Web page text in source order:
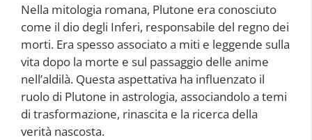
Nella mitologia romana, Plutone era conosciuto
come il dio degli Inferi, responsabile del regno dei
morti. Era spesso associato a miti e leggende sulla
vita dopo la morte e sul passaggio delle anime
nell’aldilà. Questa aspettativa ha influenzato il
ruolo di Plutone in astrologia, associandolo a temi
di trasformazione, rinascita e la ricerca della
verità nascosta.